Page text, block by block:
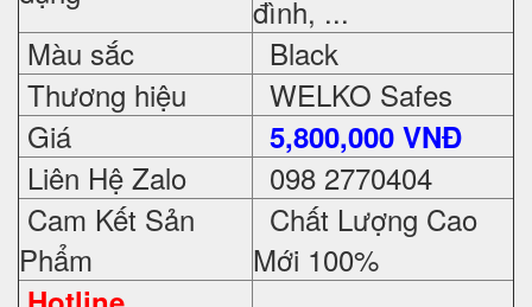
đình, ...
Màu sắc
Black
Thương hiệu
WELKO Safes
Giá
5,800,000 VNĐ
Liên Hệ Zalo
098 2770404
Cam Kết Sản
Phẩm
Chất Lượng Cao
Mới 100%